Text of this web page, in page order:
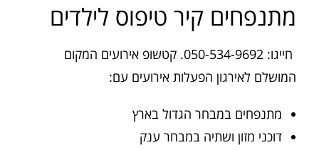
מתנפחים קיר טיפוס לילדים
חייגו: 050-534-9692. קטשופ אירועים המקום
המושלם לאירגון הפעלות אירועים עם:
מתנפחים במבחר הגדול בארץ
דוכני מזון ושתיה במבחר ענק